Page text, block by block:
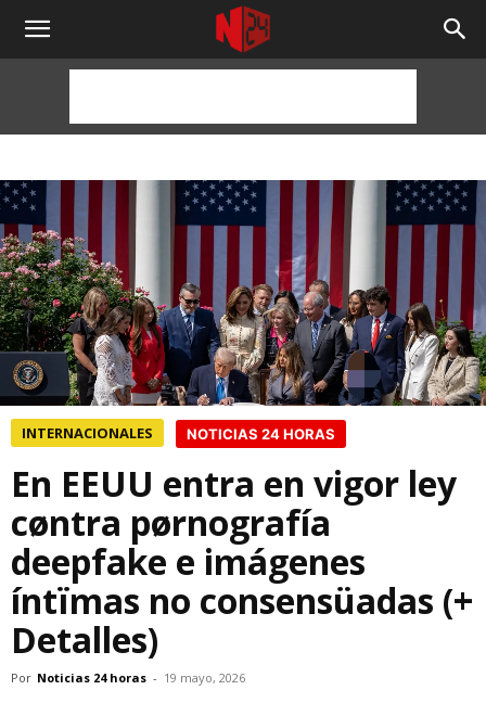
NOTICIAS
HORAS
INTERNACIONALES NOTICIAS 24 HORAS
En EEUU entra en vigor ley
cøntra pørnografía
deepfake e imágenes
íntïmas no consensüadas (+
Detalles)
Por Noticias 24 horas - 19 mayo, 2026